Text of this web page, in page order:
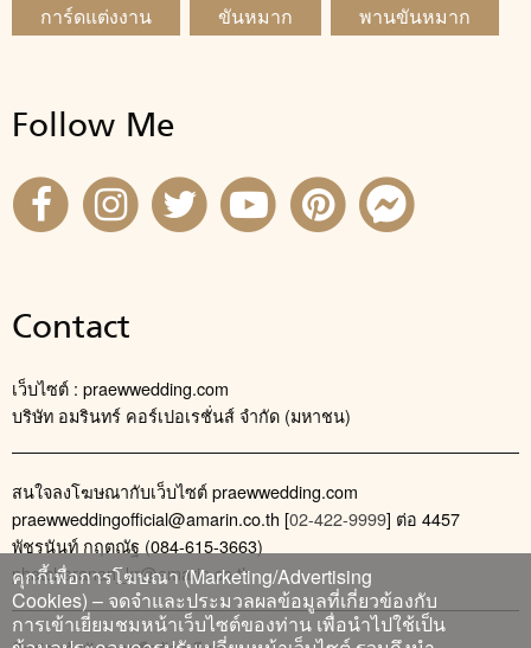
การ์ดแต่งงาน
ขันหมาก พานขันหมาก
Follow Me
Contact
เว็บไซต์ : praewwedding.com
บริษัท อมรินทร์ คอร์เปอเรชั่นส์ จำกัด (มหาชน)
สนใจลงโฆษณากับเว็บไซต์ praewwedding.com
praewweddingofficial@amarin.co.th [02-422-9999] ต่อ 4457
พัชรนันท์ กฤตณัฐ (084-615-3663)
phatcharanan_kr@amarin.co.th
คุกกี้เพื่อการโฆษณา (Marketing/Advertising
Cookies) – จดจำและประมวลผลข้อมูลที่เกี่ยวข้องกับ
การเข้าเยี่ยมชมหน้าเว็บไซต์ของท่าน เพื่อนำไปใช้เป็น